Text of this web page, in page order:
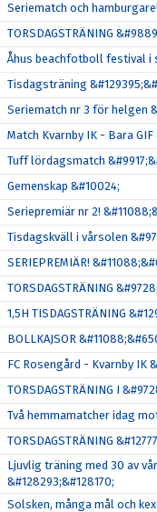
Seriematch och
TORSDAGSTRÄNING
Åhus beachfotboll festival i
Tisdagsträning
Seriematch nr 3 för helgen
Match Kvarnby IK - Bara
Tuff lördagsmatch
Gemenskap &#10024;
Seriepremiär nr 2!
Tisdagskväll i vårsolen
SERIEPREMIÄR!
TORSDAGSTRÄNING
1,5H TISDAGSTRÄNING
BOLLKAJSOR
FC Rosengård - Kvarnby IK
TORSDAGSTRÄNING I
Två hemmamatcher idag
TORSDAGSTRÄNING
Ljuvlig träning med 30 av
&#128293;&#128170;
Solsken, många mål och